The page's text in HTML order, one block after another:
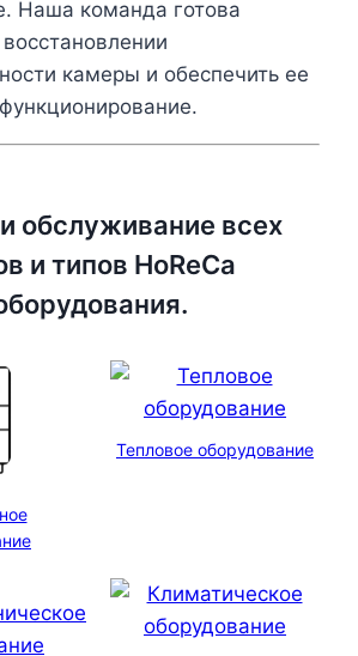
Наша команда готова
камеры и обеспечить ее
обслуживание всех
и типов HoReCa
Тепловое оборудование